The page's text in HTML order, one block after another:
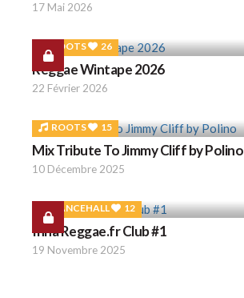
17 Mai 2026
ROOTS 26
Reggae Wintape 2026
22 Février 2026
ROOTS 15
Mix Tribute To Jimmy Cliff by Polino
10 Décembre 2025
DANCEHALL 12
Inna Reggae.fr Club #1
19 Novembre 2025